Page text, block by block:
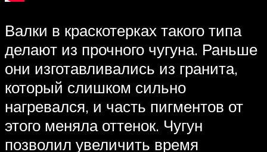
Валки в краскотерках такого типа
делают из прочного чугуна. Раньше
они изготавливались из гранита,
который слишком сильно
нагревался, и часть пигментов от
этого меняла оттенок. Чугун
позволил увеличить время